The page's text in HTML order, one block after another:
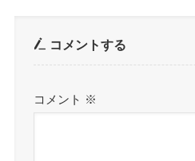
コメントする
コメント ※